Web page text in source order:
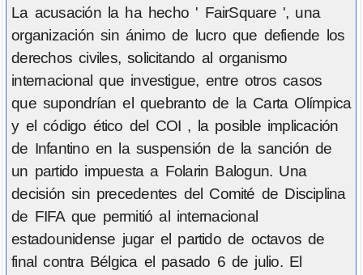
La acusación la ha hecho ' FairSquare ', una
organización sin ánimo de lucro que defiende los
derechos civiles, solicitando al organismo
internacional que investigue, entre otros casos
que supondrían el quebranto de la Carta Olímpica
y el código ético del COI , la posible implicación
de Infantino en la suspensión de la sanción de
un partido impuesta a Folarin Balogun. Una
decisión sin precedentes del Comité de Disciplina
de FIFA que permitió al internacional
estadounidense jugar el partido de octavos de
final contra Bélgica el pasado 6 de julio. El